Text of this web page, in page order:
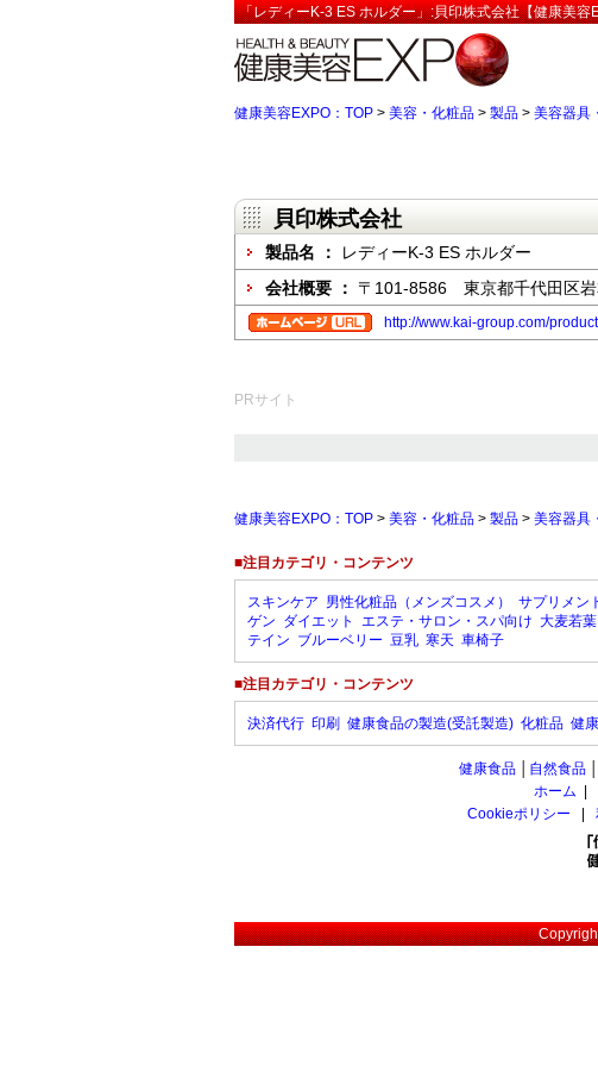
「レディーK-3 ES ホルダー」:貝印株式会社【健康美容
健康美容EXPO：TOP > 美容・化粧品 > 製品 > 美容器具
貝印株式会社
製品名 ：
レディーK-3 ES ホルダー
会社概要 ： 〒101-8586 東京都千代田区
http://www.kai-group.com/
PRサイト
健康美容EXPO：TOP > 美容・化粧品 > 製品 > 美容器具
■注目カテゴリ・コンテンツ
スキンケア 男性化粧品（メンズコスメ） サプリメン
ゲン ダイエット エステ・サロン・スパ向け 大麦若葉
テイン ブルーベリー 豆乳 寒天 車椅子
■注目カテゴリ・コンテンツ
決済代行 印刷 健康食品の製造(受託製造) 化粧品 健
健康食品 自然食品
ホーム
Cookieポリシー